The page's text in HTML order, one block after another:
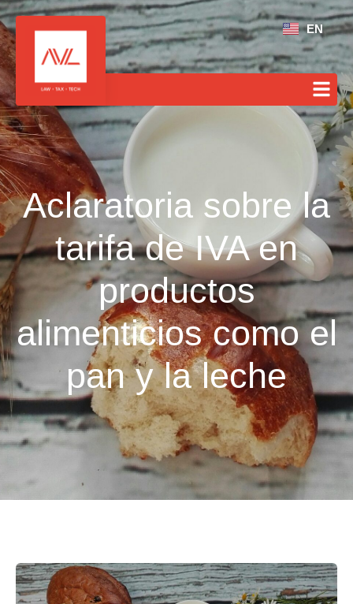
EN
Aclaratoria sobre la
tarifa de IVA en
productos
alimenticios como el
pan y la leche